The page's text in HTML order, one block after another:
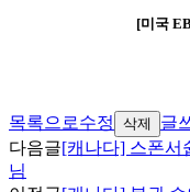
[미국
목록으로수정 삭제
글
다음글[캐나다] 스폰서
님